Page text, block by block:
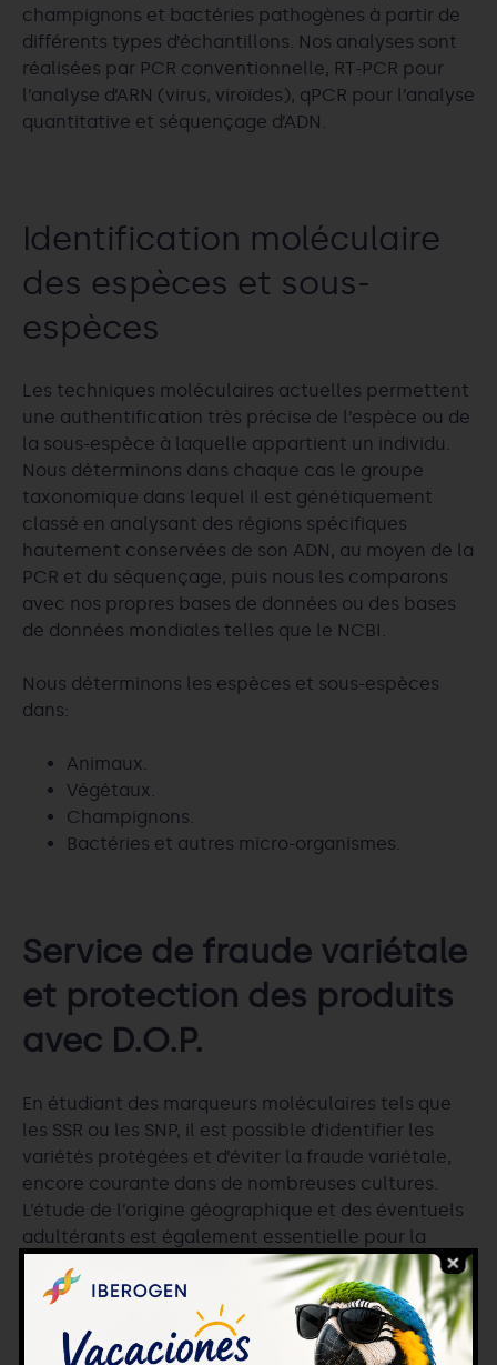
champignons et bactéries pathogènes à partir de
différents types d’échantillons. Nos analyses sont
réalisées par PCR conventionnelle, RT-PCR pour
l’analyse d’ARN (virus, viroïdes), qPCR pour l’analyse
quantitative et séquençage d’ADN.
Identification moléculaire
des espèces et sous-
espèces
Les techniques moléculaires actuelles permettent
une authentification très précise de l’espèce ou de
la sous-espèce à laquelle appartient un individu.
Nous déterminons dans chaque cas le groupe
taxonomique dans lequel il est génétiquement
classé en analysant des régions spécifiques
hautement conservées de son ADN, au moyen de la
PCR et du séquençage, puis nous les comparons
avec nos propres bases de données ou des bases
de données mondiales telles que le NCBI.
Nous déterminons les espèces et sous-espèces
dans:
Animaux.
Végétaux.
Champignons.
Bactéries et autres micro-organismes.
Service de fraude variétale
et protection des produits
avec D.O.P.
En étudiant des marqueurs moléculaires tels que
les SSR ou les SNP, il est possible d’identifier les
variétés protégées et d’éviter la fraude variétale,
encore courante dans de nombreuses cultures.
L’étude de l’origine géographique et des éventuels
adultérants est également essentielle pour la
protection des produits AOP, assurer le contrôle
des produits et éviter les fraudes.